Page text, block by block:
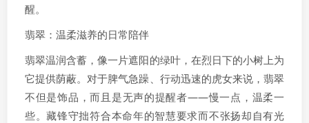
醒。
翡翠：温柔滋养的日常陪伴
翡翠温润含蓄，像一片遮阳的绿叶，在烈日下的小树上为
它提供荫蔽。对于脾气急躁、行动迅速的虎女来说，翡翠
不但是饰品，而且是无声的提醒者——慢一点，温柔一
些。藏锋守拙符合本命年的智慧要求而不张扬却自有光